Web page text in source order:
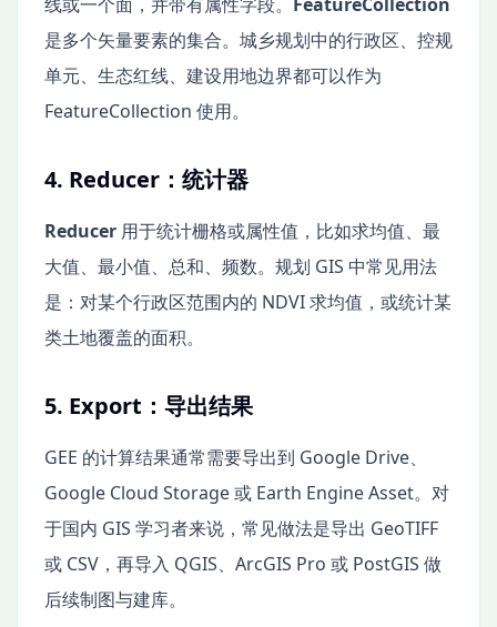
是多个矢量要素的集合。城乡规划中的行政区、控规
单元、生态红线、建设用地边界都可以作为
FeatureCollection 使用。
4. Reducer：统计器
Reducer 用于统计栅格或属性值，比如求均值、最
大值、最小值、总和、频数。规划 GIS 中常见用法
是：对某个行政区范围内的 NDVI 求均值，或统计某
类土地覆盖的面积。
5. Export：导出结果
GEE 的计算结果通常需要导出到 Google Drive、
Google Cloud Storage 或 Earth Engine Asset。对
于国内 GIS 学习者来说，常见做法是导出 GeoTIFF
或 CSV，再导入 QGIS、ArcGIS Pro 或 PostGIS 做
后续制图与建库。